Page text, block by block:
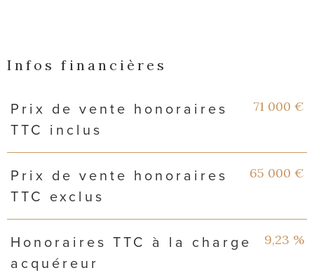
Infos financières
Caractéristiques Valeurs
Prix de vente honoraires
TTC inclus
71 000 €
Prix de vente honoraires
TTC exclus
65 000 €
Honoraires TTC à la charge
acquéreur
9,23 %